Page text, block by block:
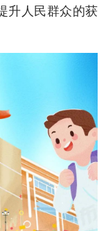
升人民群众的获